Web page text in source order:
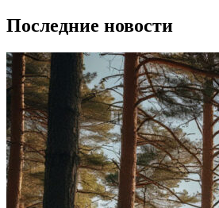
Последние новости